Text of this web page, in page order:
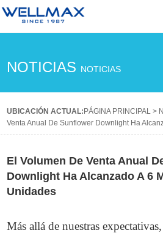
NOTICIAS NOTICIAS
UBICACIÓN ACTUAL: PÁGINA PRINCIPAL >
Venta Anual De Sunflower Downlight Ha
El Volumen De Venta Anual
Downlight Ha Alcanzado A 6
Unidades
Más allá de nuestras